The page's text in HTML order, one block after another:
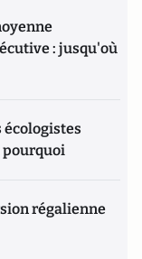
: jusqu'où
écologistes
pourquoi
régalienne